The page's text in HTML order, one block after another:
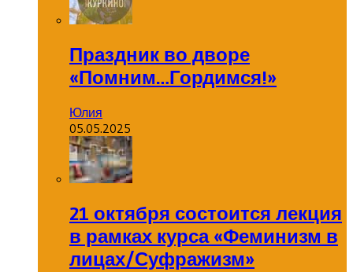
Праздник во дворе
«Помним…Гордимся!»
Юлия
05.05.2025
21 октября состоится лекция
в рамках курса «Феминизм в
лицах/Суфражизм»